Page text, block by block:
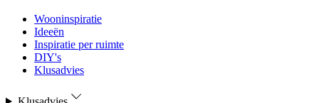
Wooninspiratie
Ideeën
Inspiratie per ruimte
DIY's
Klusadvies